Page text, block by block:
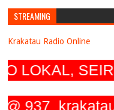
STREAMING
Krakatau Radio Online